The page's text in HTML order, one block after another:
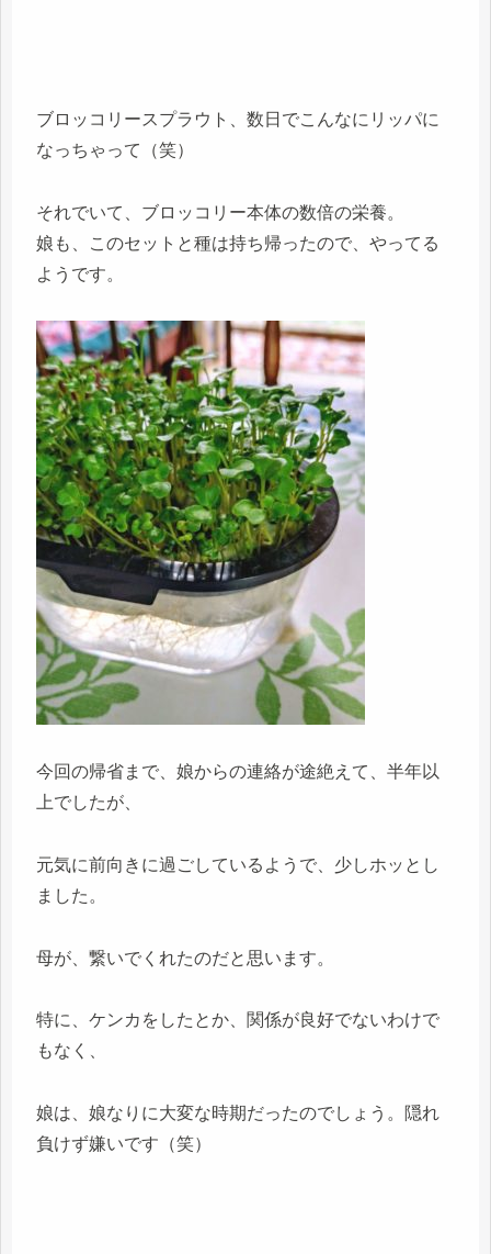
ブロッコリースプラウト、数日でこんなにリッパに
なっちゃって（笑）
それでいて、ブロッコリー本体の数倍の栄養。
娘も、このセットと種は持ち帰ったので、やってる
ようです。
今回の帰省まで、娘からの連絡が途絶えて、半年以
上でしたが、
元気に前向きに過ごしているようで、少しホッとし
ました。
母が、繋いでくれたのだと思います。
特に、ケンカをしたとか、関係が良好でないわけで
もなく、
娘は、娘なりに大変な時期だったのでしょう。隠れ
負けず嫌いです（笑）